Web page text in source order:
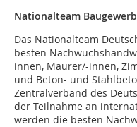
Nationalteam
Das Nationalteam
besten
innen, Maurer/-innen,
und Beton- und
Zentralverband des
der Teilnahme an
werden die besten